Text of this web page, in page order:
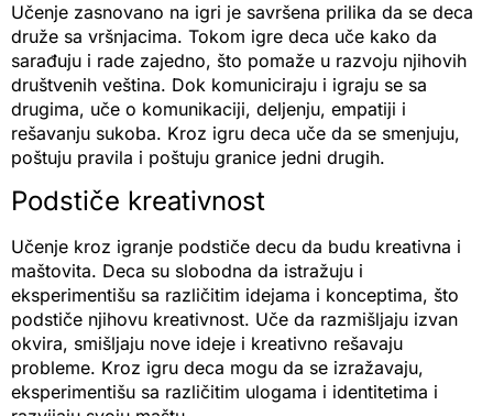
Učenje zasnovano na igri je savršena prilika da se deca
druže sa vršnjacima. Tokom igre deca uče kako da
sarađuju i rade zajedno, što pomaže u razvoju njihovih
društvenih veština. Dok komuniciraju i igraju se sa
drugima, uče o komunikaciji, deljenju, empatiji i
rešavanju sukoba. Kroz igru deca uče da se smenjuju,
poštuju pravila i poštuju granice jedni drugih.
Podstiče kreativnost
Učenje kroz igranje podstiče decu da budu kreativna i
maštovita. Deca su slobodna da istražuju i
eksperimentišu sa različitim idejama i konceptima, što
podstiče njihovu kreativnost. Uče da razmišljaju izvan
okvira, smišljaju nove ideje i kreativno rešavaju
probleme. Kroz igru deca mogu da se izražavaju,
eksperimentišu sa različitim ulogama i identitetima i